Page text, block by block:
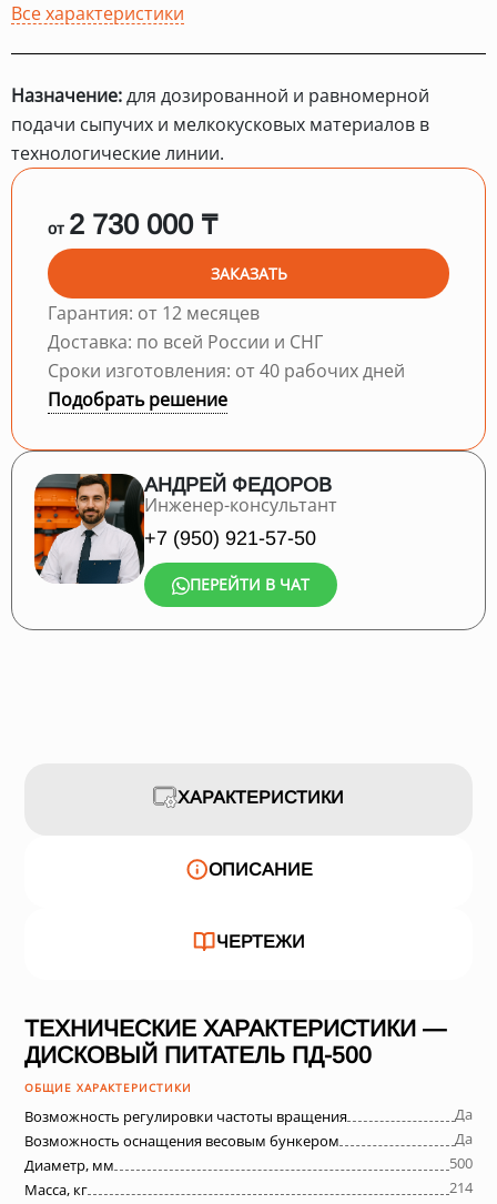
Все характеристики
Назначение:для дозированной и равномерной
подачи сыпучих и мелкокусковых материалов в
технологические линии.
от 2 730 000 ₸
ЗАКАЗАТЬ
Гарантия: от 12 месяцев
Доставка: по всей России и СНГ
Сроки изготовления: от 40 рабочих дней
Подобрать решение
АНДРЕЙ ФЕДОРОВ
Инженер-консультант
+7 (950) 921-57-50
ПЕРЕЙТИ В ЧАТ
ХАРАКТЕРИСТИКИ
ОПИСАНИЕ
ЧЕРТЕЖИ
ТЕХНИЧЕСКИЕ ХАРАКТЕРИСТИКИ —
ДИСКОВЫЙ ПИТАТЕЛЬ ПД-500
ОБЩИЕ ХАРАКТЕРИСТИКИ
Возможность регулировки частоты вращения
Да
Возможность оснащения весовым бункером
Да
Диаметр, мм
500
Масса, кг
214